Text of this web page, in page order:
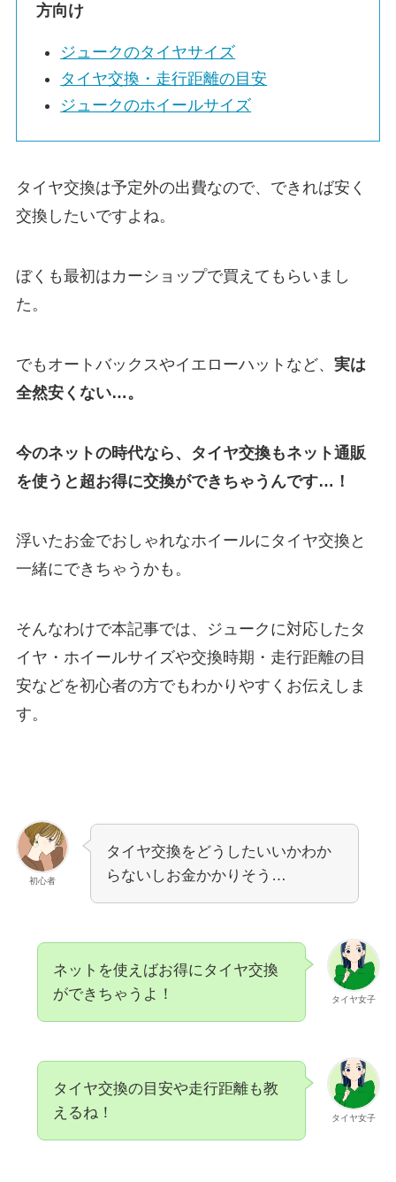
方向け
ジュークのタイヤサイズ
タイヤ交換・走行距離の目安
ジュークのホイールサイズ
タイヤ交換は予定外の出費なので、できれば安く
交換したいですよね。
ぼくも最初はカーショップで買えてもらいまし
た。
でもオートバックスやイエローハットなど、 実は
全然安くない…。
今のネットの時代なら、タイヤ交換もネット通販
を使うと超お得に交換ができちゃうんです…！
浮いたお金でおしゃれなホイールにタイヤ交換と
一緒にできちゃうかも。
そんなわけで本記事では、ジュークに対応したタ
イヤ・ホイールサイズや交換時期・走行距離の目
安などを初心者の方でもわかりやすくお伝えしま
す。
初心者
タイヤ交換をどうしたいいかわか
らないしお金かかりそう…
タイヤ女子
ネットを使えばお得にタイヤ交換
ができちゃうよ！
タイヤ女子
タイヤ交換の目安や走行距離も教
えるね！